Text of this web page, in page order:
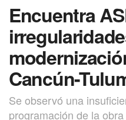
Encuentra
Cancún-
Se observó una
programación de la